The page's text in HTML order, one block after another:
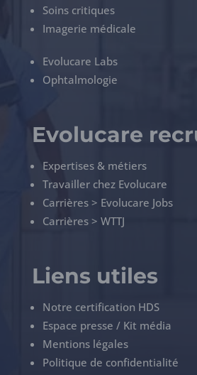
Soins critiques
Imagerie médicale
Evolucare Labs
Ophtalmologie
Evolucare
Expertises & métiers
Travailler chez Evolucare
Carrières > Evolucare Jobs
Carrières > WTTJ
Liens utiles
Notre certification HDS
Espace presse / Kit média
Mentions légales
Politique de confidentialité